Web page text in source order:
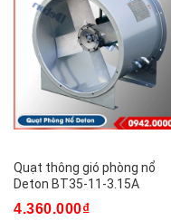
Quạt thông gió phòng nổ
Deton BT35-11-3.15A
4.360.000₫